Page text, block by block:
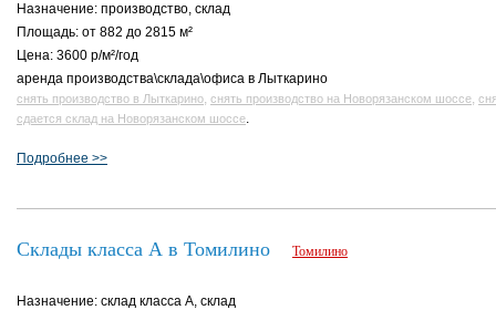
Назначение: производство, склад
Площадь: от 882 до 2815 м²
Цена: 3600 р/м²/год
аренда производства\склада\офиса в Лыткарино
снять производство в Лыткарино, снять производство на Новорязанском шоссе,
сдается склад на Новорязанском шоссе.
Подробнее >>
Склады класса А в Томилино Томилино
Назначение: склад класса A, склад